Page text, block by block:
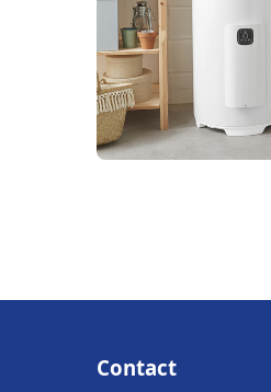
Contact